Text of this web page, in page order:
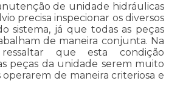
de unidade hidráulicas
precisa inspecionar os diversos
sistema, já que todas as peças
de maneira conjunta. Na
que esta condição
peças da unidade serem muito
operarem de maneira criteriosa e